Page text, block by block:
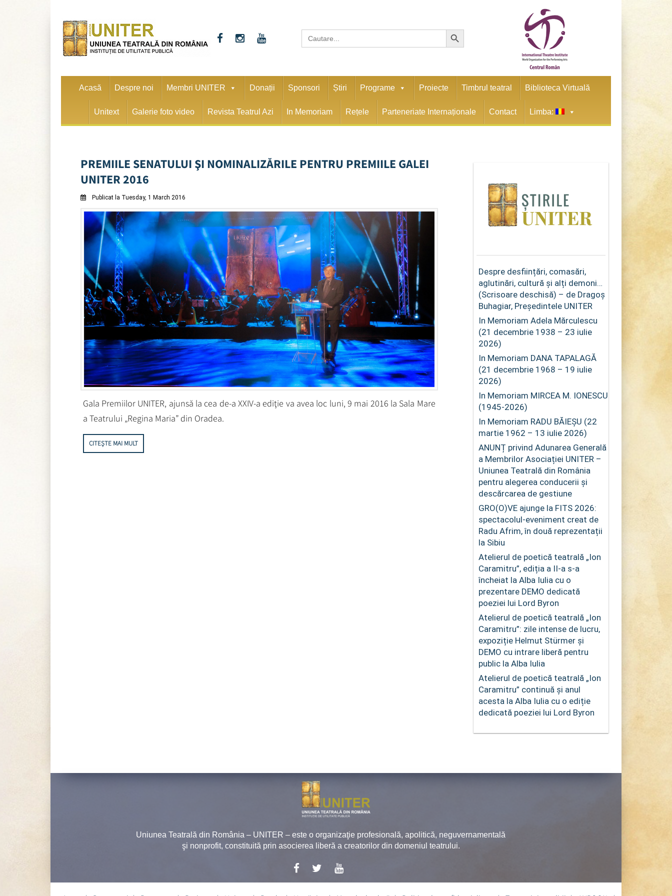
Search
for:
Search Button
Acasă Despre noi Membri UNITER Donații Sponsori Știri Programe Proiecte Timbrul teatral Biblioteca Virtuală
Unitext Galerie foto video Revista Teatrul Azi In Memoriam Rețele Parteneriate Internaționale Contact Limba:
PREMIILE SENATULUI ŞI NOMINALIZĂRILE PENTRU PREMIILE GALEI
UNITER 2016
Publicat la Tuesday, 1 March 2016
Gala Premiilor UNITER, ajunsă la cea de-a XXIV-a ediţie va avea loc luni, 9 mai 2016 la Sala Mare
a Teatrului „Regina Maria” din Oradea.
CITEȘTE MAI MULT
Despre desființări, comasări,
aglutinări, cultură și alți demoni…
(Scrisoare deschisă) – de Dragoș
Buhagiar, Președintele UNITER
In Memoriam Adela Mărculescu
(21 decembrie 1938 – 23 iulie
2026)
In Memoriam DANA TAPALAGĂ
(21 decembrie 1968 – 19 iulie
2026)
In Memoriam MIRCEA M. IONESCU
(1945-2026)
In Memoriam RADU BĂIEȘU (22
martie 1962 – 13 iulie 2026)
ANUNȚ privind Adunarea Generală
a Membrilor Asociației UNITER –
Uniunea Teatrală din România
pentru alegerea conducerii și
descărcarea de gestiune
GRO(O)VE ajunge la FITS 2026:
spectacolul-eveniment creat de
Radu Afrim, în două reprezentații
la Sibiu
Atelierul de poetică teatrală „Ion
Caramitru”, ediția a II-a s-a
încheiat la Alba Iulia cu o
prezentare DEMO dedicată
poeziei lui Lord Byron
Atelierul de poetică teatrală „Ion
Caramitru”: zile intense de lucru,
expoziție Helmut Stürmer și
DEMO cu intrare liberă pentru
public la Alba Iulia
Atelierul de poetică teatrală „Ion
Caramitru” continuă și anul
acesta la Alba Iulia cu o ediție
dedicată poeziei lui Lord Byron
Uniunea Teatrală din România – UNITER – este o organizaţie profesională, apolitică, neguvernamentală
şi nonprofit, constituită prin asocierea liberă a creatorilor din domeniul teatrului.